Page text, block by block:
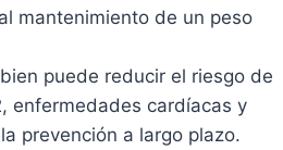
mantenimiento de un peso
puede reducir el riesgo de
enfermedades cardíacas y
prevención a largo plazo.